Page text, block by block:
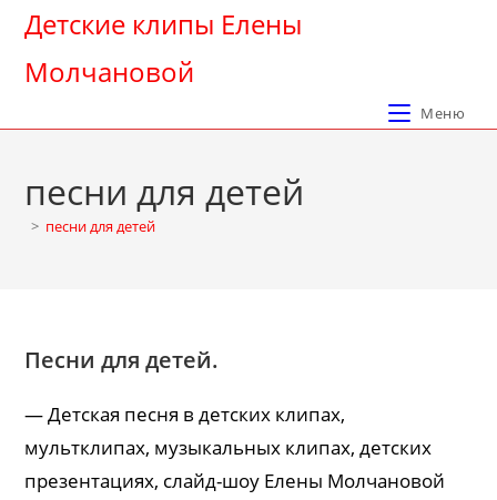
Перейти
содержимому
Детские клипы Елены
Молчановой
Меню
песни для детей
> песни для детей
Песни для детей.
— Детская песня в детских клипах,
мультклипах, музыкальных клипах, детских
презентациях, слайд-шоу Елены Молчановой